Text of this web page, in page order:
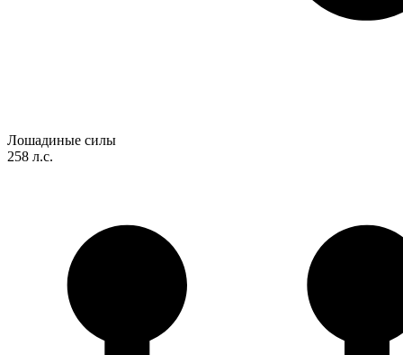
Лошадиные силы
258 л.с.